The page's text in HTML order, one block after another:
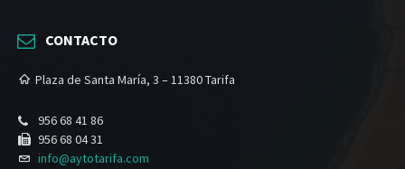
CONTACTO
Plaza de Santa María, 3 – 11380 Tarifa
956 68 41 86
956 68 04 31
info@aytotarifa.com